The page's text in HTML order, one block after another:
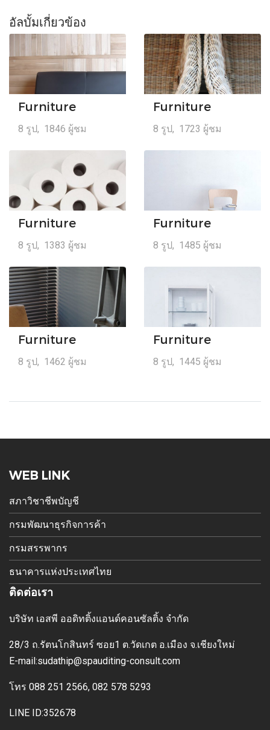
อัลบั้มเกี่ยวข้อง
Furniture
8 รูป, 1846 ผู้ชม
Furniture
8 รูป, 1723 ผู้ชม
Furniture
8 รูป, 1383 ผู้ชม
Furniture
8 รูป, 1485 ผู้ชม
Furniture
8 รูป, 1462 ผู้ชม
Furniture
8 รูป, 1445 ผู้ชม
WEB LINK
สภาวิชาชีพบัญชี
กรมพัฒนาธุรกิจการค้า
กรมสรรพากร
ธนาคารแห่งประเทศไทย
ติดต่อเรา
บริษัท เอสพี ออดิทติ้งแอนด์คอนซัลติ้ง จำกัด
28/3 ถ.รัตนโกสินทร์ ซอย1 ต.วัดเกต อ.เมือง จ.เชียงใหม่
E-mail:sudathip@spauditing-consult.com
โทร 088 251 2566, 082 578 5293
LINE ID:352678